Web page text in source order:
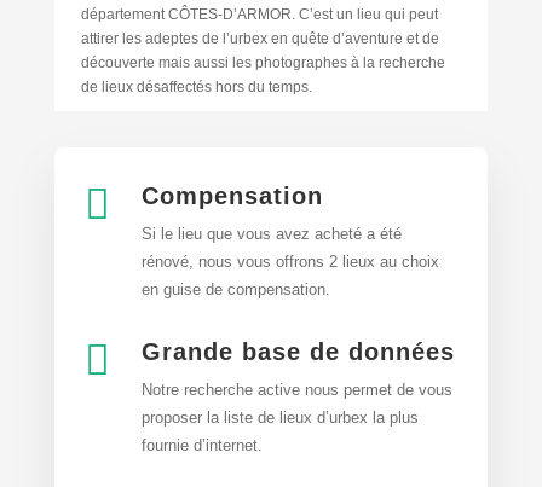
département CÔTES-D’ARMOR. C’est un lieu qui peut
attirer les adeptes de l’urbex en quête d’aventure et de
découverte mais aussi les photographes à la recherche
de lieux désaffectés hors du temps.
 Compensation
Si le lieu que vous avez acheté a été
rénové, nous vous offrons 2 lieux au choix
en guise de compensation.
 Grande base de données
Notre recherche active nous permet de vous
proposer la liste de lieux d’urbex la plus
fournie d’internet.